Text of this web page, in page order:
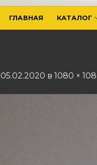
ГЛАВНАЯ КАТАЛОГ
05.02.2020 в 1080 ×